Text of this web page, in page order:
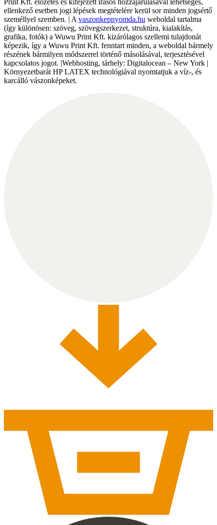
Print Kft. előzetes és kifejezett írásos hozzájárulásával lehetséges,
ellenkező esetben jogi lépések megtételére kerül sor minden jogsértő
személlyel szemben. | A vaszonkepnyomda.hu weboldal tartalma
(így különösen: szöveg, szövegszerkezet, struktúra, kialakítás,
grafika, fotók) a Wuwu Print Kft. kizárólagos szellemi tulajdonát
képezik, így a Wuwu Print Kft. fenntart minden, a weboldal bármely
részének bármilyen módszerrel történő másolásával, terjesztésével
kapcsolatos jogot. |Webhosting, tárhely: Digitalocean – New York |
Környezetbarát HP LATEX technológiával nyomtatjuk a víz-, és
karcálló vászonképeket.